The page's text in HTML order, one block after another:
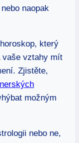
naopak⁤
který
vaše vztahy mít
⁤Zjistěte,
možným
nebo‌ ne,